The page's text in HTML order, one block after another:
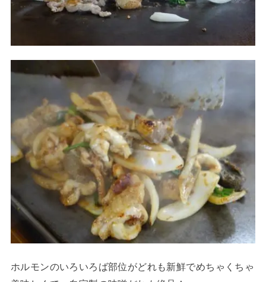
ホルモンのいろいろば部位がどれも新鮮でめちゃくちゃ